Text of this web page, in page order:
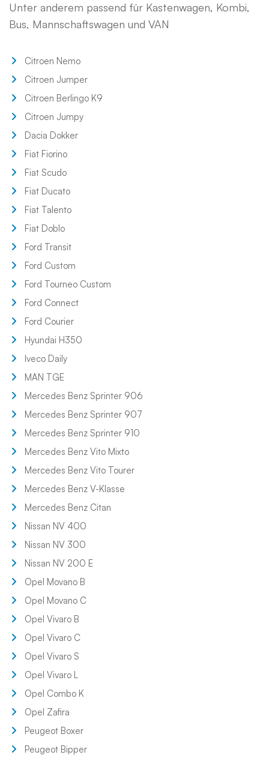
Unter anderem passend für Kastenwagen, Kombi,
Bus, Mannschaftswagen und VAN
Citroen Nemo
Citroen Jumper
Citroen Berlingo K9
Citroen Jumpy
Dacia Dokker
Fiat Fiorino
Fiat Scudo
Fiat Ducato
Fiat Talento
Fiat Doblo
Ford Transit
Ford Custom
Ford Tourneo Custom
Ford Connect
Ford Courier
Hyundai H350
Iveco Daily
MAN TGE
Mercedes Benz Sprinter 906
Mercedes Benz Sprinter 907
Mercedes Benz Sprinter 910
Mercedes Benz Vito Mixto
Mercedes Benz Vito Tourer
Mercedes Benz V-Klasse
Mercedes Benz Citan
Nissan NV 400
Nissan NV 300
Nissan NV 200 E
Opel Movano B
Opel Movano C
Opel Vivaro B
Opel Vivaro C
Opel Vivaro S
Opel Vivaro L
Opel Combo K
Opel Zafira
Peugeot Boxer
Peugeot Bipper